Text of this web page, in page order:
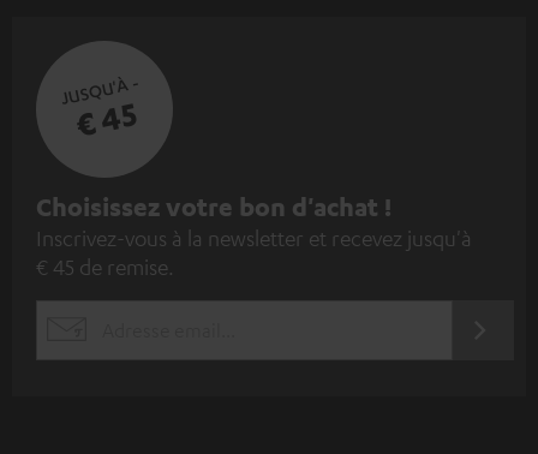
JUSQU'À -
€ 45
I
n
s
Choisissez votre bon d'achat !
Inscrivez-vous à la newsletter et recevez jusqu'à
€ 45 de remise.